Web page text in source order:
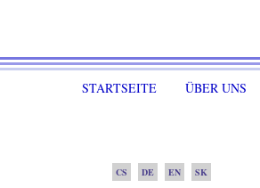
STARTSEITE ÜBER UNS
CS DE EN SK